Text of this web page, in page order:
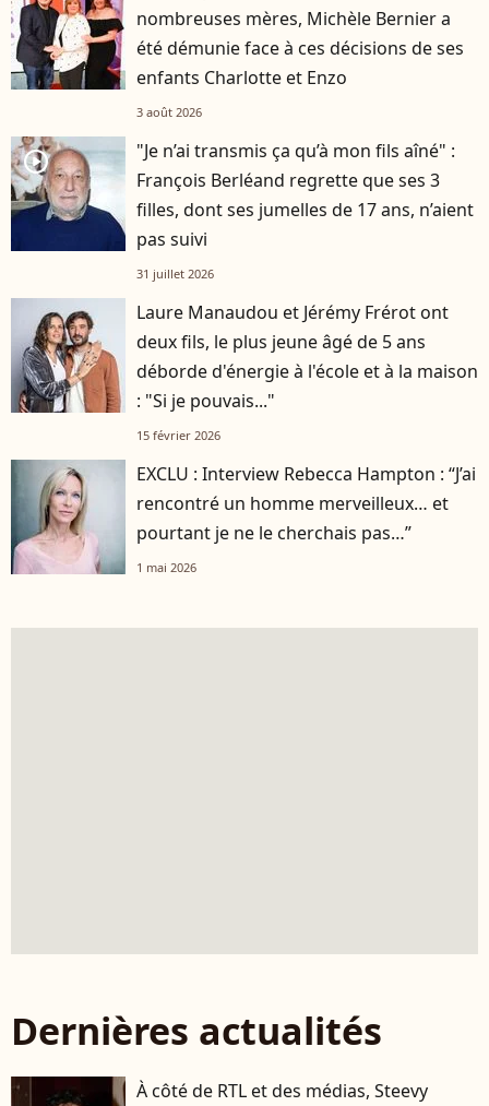
nombreuses mères, Michèle Bernier a
été démunie face à ces décisions de ses
enfants Charlotte et Enzo
3 août 2026
player2
"Je n’ai transmis ça qu’à mon fils aîné" :
François Berléand regrette que ses 3
filles, dont ses jumelles de 17 ans, n’aient
pas suivi
31 juillet 2026
Laure Manaudou et Jérémy Frérot ont
deux fils, le plus jeune âgé de 5 ans
déborde d'énergie à l'école et à la maison
: "Si je pouvais..."
15 février 2026
EXCLU : Interview Rebecca Hampton : “J’ai
rencontré un homme merveilleux… et
pourtant je ne le cherchais pas…”
1 mai 2026
Dernières actualités
À côté de RTL et des médias, Steevy